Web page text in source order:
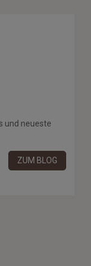
und neueste
ZUM BLOG